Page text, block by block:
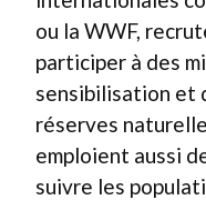
ou la WWF,
participer à des
sensibilisation et
réserves
emploient aussi
suivre les